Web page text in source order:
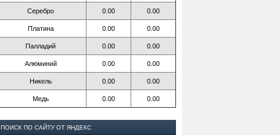
Серебро 0.00 0.00
Платина 0.00 0.00
Палладий 0.00 0.00
Алюминий 0.00 0.00
Никель 0.00 0.00
Медь 0.00 0.00
ПОИСК ПО САЙТУ ОТ ЯНДЕКС